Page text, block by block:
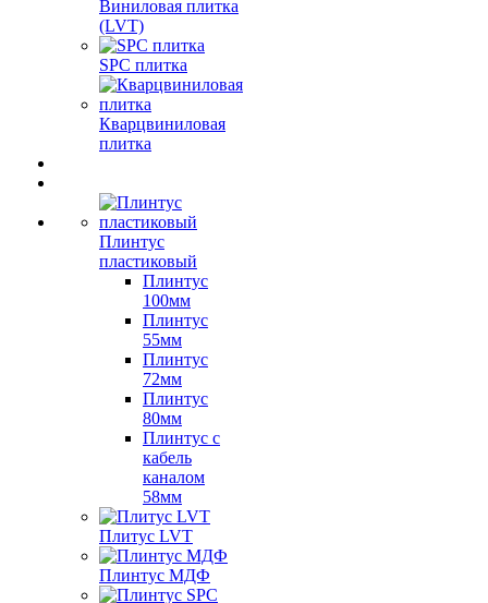
Виниловая плитка
(LVT)
SPC плитка
Кварцвиниловая
плитка
Плинтус
пластиковый
Плинтус
100мм
Плинтус
55мм
Плинтус
72мм
Плинтус
80мм
Плинтус с
кабель
каналом
58мм
Плитус LVT
Плинтус МДФ